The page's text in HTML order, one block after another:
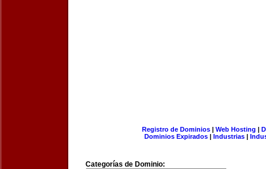
Registro de Dominios| Web Hosting |
Dominios Expirados | Industrias |
Categorías de Dominio: